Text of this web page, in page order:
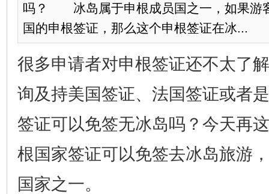
吗？ 冰岛属于申根成员国之一，如果游
国的申根签证，那么这个申根签证在冰...
很多申请者对申根签证还不太了
询及持美国签证、法国签证或者
签证可以免签无冰岛吗？今天再
根国家签证可以免签去冰岛旅游
国家之一。